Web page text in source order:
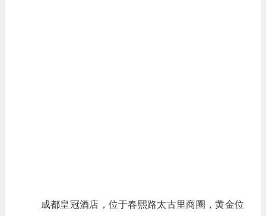
成都皇冠酒店，位于春熙路太古里商圈，黄金位